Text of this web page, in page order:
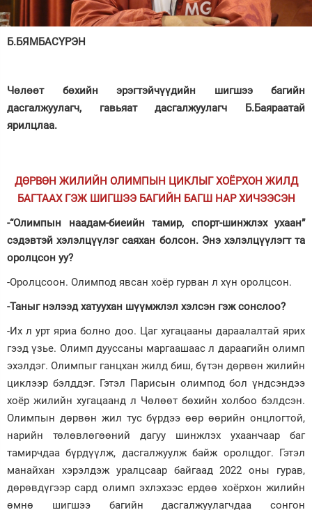
Дэлхий
Б.БЯМБАСҮРЭН
Чөлөөт бөхийн эрэгтэйчүүдийн шигшээ багийн
дасгалжуулагч, гавьяат дасгалжуулагч Б.Баяраатай
ярилцлаа.
ДӨРВӨН ЖИЛИЙН ОЛИМПЫН ЦИКЛЫГ ХОЁРХОН ЖИЛД
БАГТААХ ГЭЖ ШИГШЭЭ БАГИЙН БАГШ НАР ХИЧЭЭСЭН
-“Олимпын наадам-биеийн тамир, спорт-шинжлэх ухаан”
сэдэвтэй хэлэлцүүлэг саяхан болсон. Энэ хэлэлцүүлэгт та
оролцсон уу?
-Оролцсоон. Олимпод явсан хоёр гурван л хүн оролцсон.
-Таныг нэлээд хатуухан шүүмжлэл хэлсэн гэж сонслоо?
-Их л урт яриа болно доо. Цаг хугацааны дараалалтай ярих
гээд үзье. Олимп дууссаны маргаашаас л дараагийн олимп
эхэлдэг. Олимпыг ганцхан жилд биш, бүтэн дөрвөн жилийн
циклээр бэлддэг. Гэтэл Парисын олимпод бол үндсэндээ
хоёр жилийн хугацаанд л Чөлөөт бөхийн холбоо бэлдсэн.
Олимпын дөрвөн жил тус бүрдээ өөр өөрийн онцлогтой,
нарийн төлөвлөгөөний дагуу шинжлэх ухаанчаар баг
тамирчдаа бүрдүүлж, дасгалжуулж байж оролцдог. Гэтэл
манайхан хэрэлдэж уралцсаар байгаад 2022 оны гурав,
дөрөвдүгээр сард олимп эхлэхээс ердөө хоёрхон жилийн
өмнө шигшээ багийн дасгалжуулагчдаа сонгон